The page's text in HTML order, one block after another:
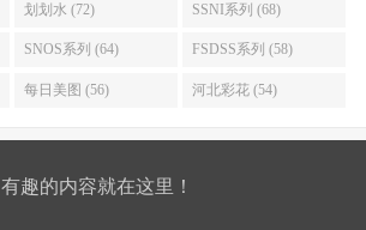
划划水 (72) SSNI系列 (68)
SNOS系列 (64) FSDSS系列 (58)
每日美图 (56) 河北彩花 (54)
有趣的内容就在这里！